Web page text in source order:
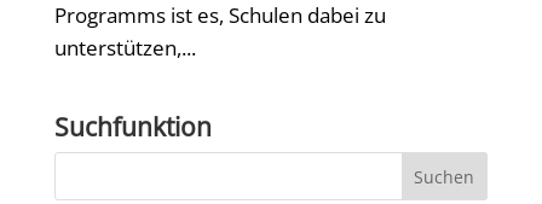
Programms ist es, Schulen dabei zu
unterstützen,...
Suchfunktion